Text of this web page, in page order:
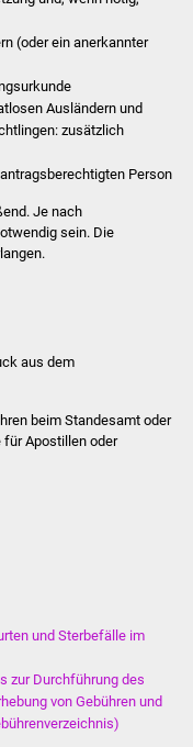
Agenda
/ UV-
(oder ein anerkannter
Ausländern und
zusätzlich
Person
Je nach
sein. Die
aus dem
beim Standesamt oder
Apostillen oder
und Sterbefälle im
zur Durchführung des
von Gebühren und